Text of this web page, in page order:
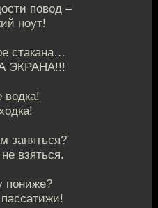
повод –
ноут!
стакана…
ЭКРАНА!!!
водка!
заняться?
взяться.
пониже?